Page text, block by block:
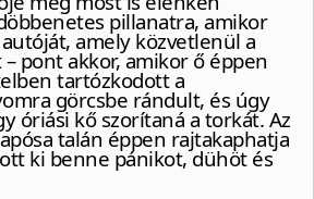
pillanatra, amikor
amely közvetlenül a
pont akkor, amikor ő éppen
tartózkodott a
görcsbe rándult, és úgy
óriási kő szorítaná a torkát. Az
talán éppen rajtakaphatja
ki benne pánikot, dühöt és